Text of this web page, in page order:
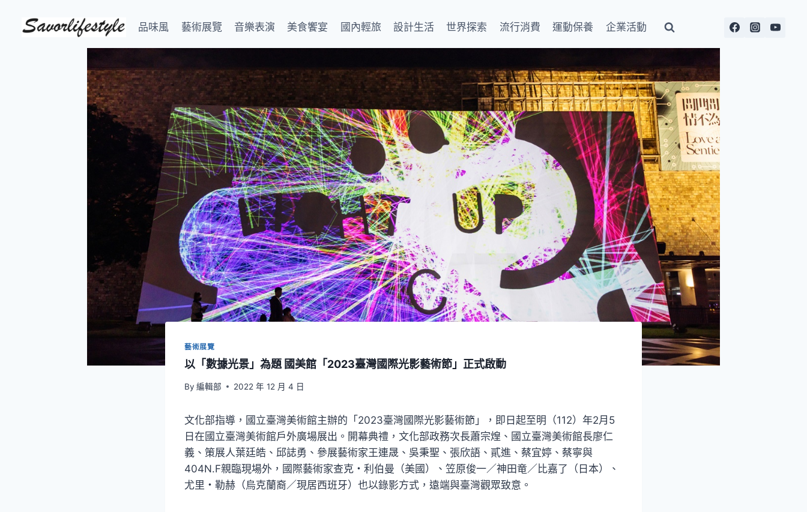
品味風 藝術展覽 音樂表演 美食饗宴 國內輕旅 設計生活 世界探索 流行消費 運動保養 企業活動
藝術展覽
以「數據光景」為題 國美館「2023臺灣國際光影藝術節」正式啟動
By 編輯部 2022 年 12 月 4 日
文化部指導，國立臺灣美術館主辦的「2023臺灣國際光影藝術節」，即日起至明（112）年2月5
日在國立臺灣美術館戶外廣場展出。開幕典禮，文化部政務次長蕭宗煌、國立臺灣美術館長廖仁
義、策展人葉廷皓、邱誌勇、參展藝術家王連晟、吳秉聖、張欣語、貳進、蔡宜婷、蔡寧與
404N.F親臨現場外，國際藝術家查克・利伯曼（美國）、笠原俊一／神田竜／比嘉了（日本）、
尤里・勒赫（烏克蘭裔／現居西班牙）也以錄影方式，遠端與臺灣觀眾致意。